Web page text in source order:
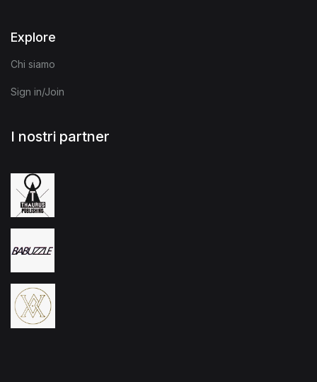
Explore
Chi siamo
Sign in/Join
I nostri partner